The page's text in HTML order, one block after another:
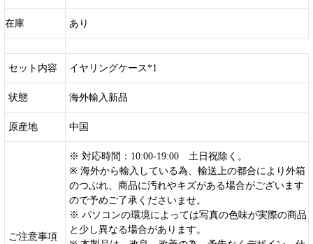
在庫 あり
セット内容 イヤリングケース*1
状態 海外輸入新品
原産地 中国
ご注意事項
※ 対応時間：10:00-19:00 土日祝除く。
※ 海外から輸入している為、輸送上の都合により外箱
のつぶれ、商品に汚れやキズがある場合がございます
ので予めご了承くださいませ。
※ パソコンの環境によっては写真の色味が実際の商品
と少し異なる場合があります。